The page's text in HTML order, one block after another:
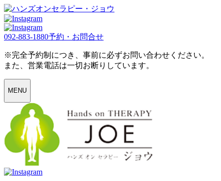
092-883-1880予約・お問合せ
※完全予約制につき、事前に必ずお問い合わせください。
また、営業電話は一切お断りしています。
MENU